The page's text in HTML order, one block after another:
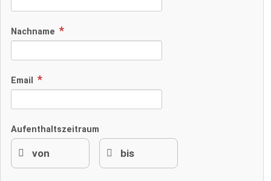
Nachname
Email
Aufenthaltszeitraum